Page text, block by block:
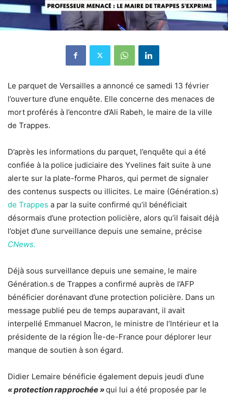
Le parquet de Versailles a annoncé ce samedi 13 février
l’ouverture d’une enquête. Elle concerne des menaces de
mort proférés à l’encontre d’Ali Rabeh, le maire de la ville
de Trappes.
D’après les informations du parquet, l’enquête qui a été
confiée à la police judiciaire des Yvelines fait suite à une
alerte sur la plate-forme Pharos, qui permet de signaler
des contenus suspects ou illicites. Le maire (Génération.s)
de Trappes a par la suite confirmé qu’il bénéficiait
désormais d’une protection policière, alors qu’il faisait déjà
l’objet d’une surveillance depuis une semaine, précise
CNews.
Déjà sous surveillance depuis une semaine, le maire
Génération.s de Trappes a confirmé auprès de l’AFP
bénéficier dorénavant d’une protection policière. Dans un
message publié peu de temps auparavant, il avait
interpellé Emmanuel Macron, le ministre de l’Intérieur et la
présidente de la région Île-de-France pour déplorer leur
manque de soutien à son égard.
Didier Lemaire bénéficie également depuis jeudi d’une
« protection rapprochée »qui lui a été proposée par le